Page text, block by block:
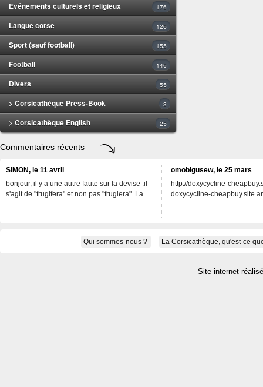
Evénements culturels et religieux 176
Langue corse 126
Sport (sauf football) 155
Football 146
Divers 55
> Corsicathèque Press-Book 3
> Corsicathèque English 25
Commentaires récents
SIMON, le 11 avril
bonjour, il y a une autre faute sur la devise :il
s'agit de "frugifera" et non pas "frugiera". La...
omobigusew, le 25 mars
http://doxycycline-
doxycycline-
Qui sommes-nous ? La Corsicathèque, qu'est-ce
Site internet